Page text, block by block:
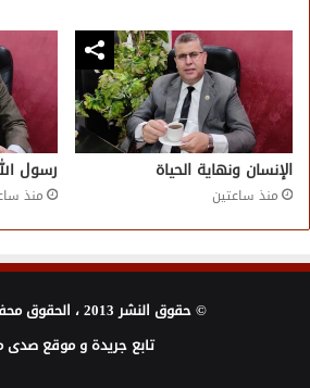
الإنسان ونهاية الحياة
منذ ساعتين
رسول
منذ
© حقوق النشر 2013 ، الحقوق محفوظة |
تابع جريدة و موقع صدى